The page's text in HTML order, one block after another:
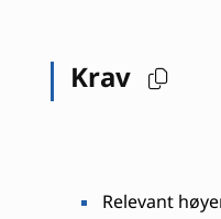
Krav
Relevant